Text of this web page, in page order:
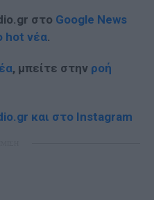
στο Google News
hot νέα.
, μπείτε στην ροή
και στο Instagram